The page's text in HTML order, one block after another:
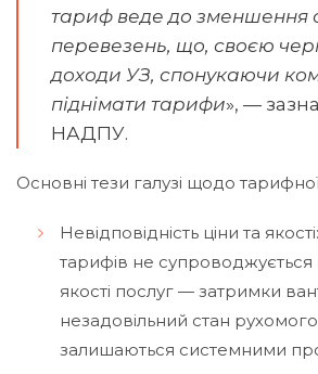
тариф веде до зменшення
перевезень, що, своєю
доходи УЗ, спонукаючи
піднімати тарифи», —
НАДПУ.
Основні тези галузі щодо
Невідповідність ціни та
тарифів не
якості послуг — затримки
незадовільний стан
залишаються системними